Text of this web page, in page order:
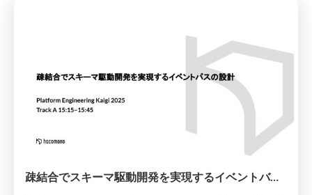
疎結合でスキーマ駆動開発を実現するイベントバスの設計